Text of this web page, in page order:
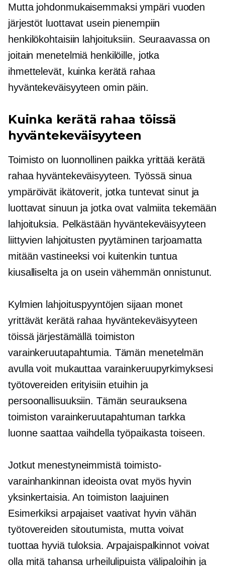
Mutta johdonmukaisemmaksiympäri vuoden
järjestöt luottavat usein pienempiin
henkilökohtaisiin lahjoituksiin. Seuraavassa on
joitain menetelmiä henkilöille, jotka
ihmettelevät, kuinka kerätä rahaa
hyväntekeväisyyteen omin päin.
Kuinka kerätä rahaa töissä
hyväntekeväisyyteen
Toimisto on luonnollinen paikka yrittää kerätä
rahaa hyväntekeväisyyteen. Työssä sinua
ympäröivät ikätoverit, jotka tuntevat sinut ja
luottavat sinuun ja jotka ovat valmiita tekemään
lahjoituksia. Pelkästään hyväntekeväisyyteen
liittyvien lahjoitusten pyytäminen tarjoamatta
mitään vastineeksi voi kuitenkin tuntua
kiusalliselta ja on usein vähemmän onnistunut.
Kylmien lahjoituspyyntöjen sijaan monet
yrittävät kerätä rahaa hyväntekeväisyyteen
töissä järjestämällä toimiston
varainkeruutapahtumia. Tämän menetelmän
avulla voit mukauttaa varainkeruupyrkimyksesi
työtovereiden erityisiin etuihin ja
persoonallisuuksiin. Tämän seurauksena
toimiston varainkeruutapahtuman tarkka
luonne saattaa vaihdella työpaikasta toiseen.
Jotkut menestyneimmistä toimisto-
varainhankinnan ideoista ovat myös hyvin
yksinkertaisia. Antoimiston laajuinen
Esimerkiksi arpajaiset vaativat hyvin vähän
työtovereiden sitoutumista, mutta voivat
tuottaa hyviä tuloksia. Arpajaispalkinnot voivat
olla mitä tahansa urheilulipuista välipaloihin ja